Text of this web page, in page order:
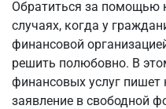
Обратиться за помощью
случаях, когда у
финансовой
решить полюбовно. В
финансовых услуг
заявление в свободной